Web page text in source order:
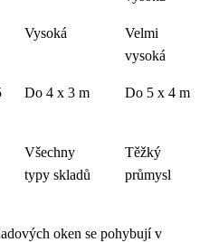
Vysoká
Velmi
vysoká
Do 4 x 3 m Do 5 x 4 m
Všechny
typy skladů
Těžký
průmysl
oken se pohybují v